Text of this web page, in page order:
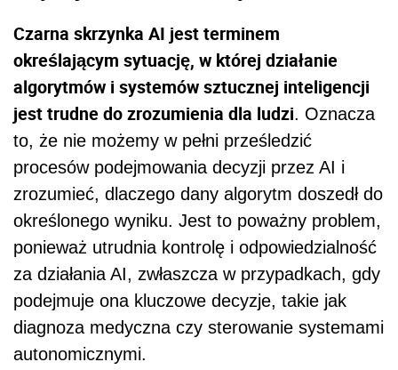
Czarna skrzynka AI jest terminem
określającym sytuację, w której działanie
algorytmów i systemów sztucznej inteligencji
jest trudne do zrozumienia dla ludzi. Oznacza
to, że nie możemy w pełni prześledzić
procesów podejmowania decyzji przez AI i
zrozumieć, dlaczego dany algorytm doszedł do
określonego wyniku. Jest to poważny problem,
ponieważ utrudnia kontrolę i odpowiedzialność
za działania AI, zwłaszcza w przypadkach, gdy
podejmuje ona kluczowe decyzje, takie jak
diagnoza medyczna czy sterowanie systemami
autonomicznymi.